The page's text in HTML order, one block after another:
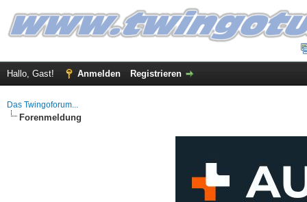
Hallo, Gast! Anmelden Registrieren
Das Twingoforum...
Forenmeldung